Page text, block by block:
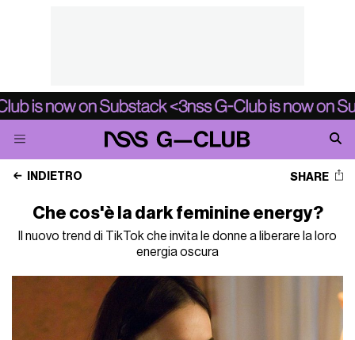
INDIETRO SHARE
Che cos'è la dark feminine energy?
Il nuovo trend di TikTok che invita le donne a liberare la loro
energia oscura